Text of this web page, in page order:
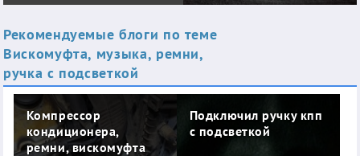
Рекомендуемые блоги по теме
Вискомуфта, музыка, ремни,
ручка с подсветкой
Компрессор
кондиционера,
ремни, вискомуфта
Подключил ручку кпп
с подсветкой